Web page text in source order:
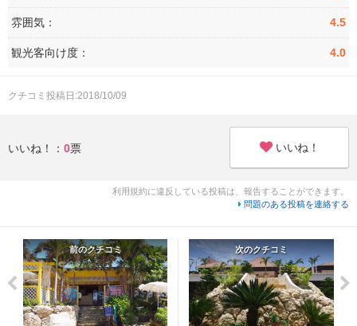
雰囲気： 4.5
観光客向け度： 4.0
クチコミ投稿日:2018/10/09
いいね！： 0票 いいね！
利用規約に違反している投稿は、報告することができます。
問題のある投稿を連絡する
前のクチコミ 次のクチコミ